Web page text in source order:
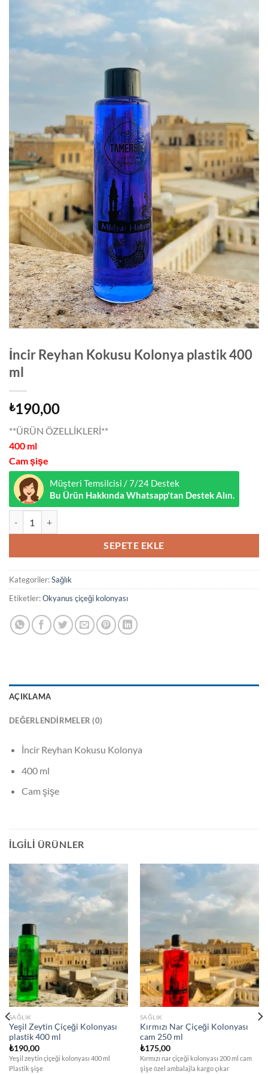
İncir Reyhan Kokusu Kolonya plastik 400
ml
₺190,00
**ÜRÜN ÖZELLİKLERİ**
400 ml
Cam şişe
Müşteri Temsilcisi / 7/24 Destek
Bu Ürün Hakkında Whatsapp'tan Destek Alın.
SEPETE EKLE
Kategoriler:Sağlık
Etiketler:Okyanus çiçeği kolonyası
AÇIKLAMA
DEĞERLENDIRMELER (0)
İncir Reyhan Kokusu Kolonya
400 ml
Cam şişe
İLGILI ÜRÜNLER
SAĞLIK
Yeşil Zeytin Çiçeği Kolonyası
plastik 400 ml
₺190,00
Yeşil zeytin çiçeği kolonyası 400 ml
Plastik şişe
SAĞLIK
Kırmızı Nar Çiçeği Kolonyası
cam 250 ml
₺175,00
Kırmızı nar çiçeği kolonyası 200 ml cam
şişe özel ambalajla kargo çıkar